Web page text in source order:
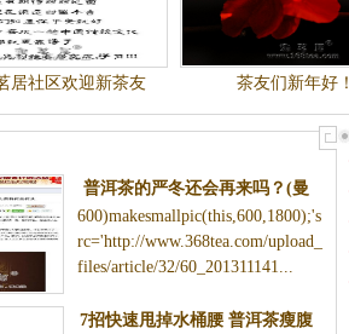
居社区欢迎新茶友
专用贴
茶友们新年好！
普洱茶的严冬还会再来吗？(曼
松贡茶)
600)makesmallpic(this,600,1800);'s
rc='http://www.368tea.com/upload_
files/article/32/60_201311141...
7招快速甩掉水桶腰 普洱茶瘦腹